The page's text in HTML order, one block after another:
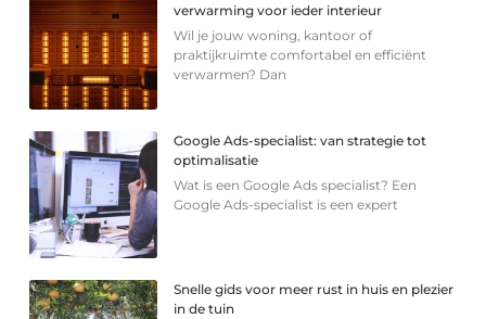
verwarming voor ieder interieur
Wil je jouw woning, kantoor of
praktijkruimte comfortabel en efficiënt
verwarmen? Dan
Google Ads-specialist: van strategie tot
optimalisatie
Wat is een Google Ads specialist? Een
Google Ads-specialist is een expert
Snelle gids voor meer rust in huis en plezier
in de tuin